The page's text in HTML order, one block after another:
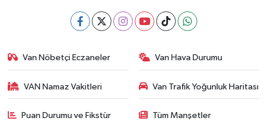
Van Nöbetçi Eczaneler Van Hava Durumu
VAN Namaz Vakitleri Van Trafik Yoğunluk Haritası
Puan Durumu ve Fikstür Tüm Manşetler